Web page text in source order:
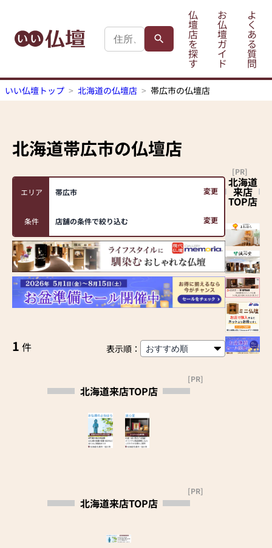
仏
壇
店
を
探
す
お
仏
壇
ガ
イ
ド
よ
く
あ
る
質
問
いい仏壇トップ 北海道の仏壇店 帯広市の仏壇店
北海道帯広市の仏壇店
エリア 帯広市 変更
条件 店舗の条件で絞り込む 変更
1 件 表示順：
北海道来店TOP店
[PR]
北海道来店TOP店
[PR]
北海道
来店
TOP店
[PR]